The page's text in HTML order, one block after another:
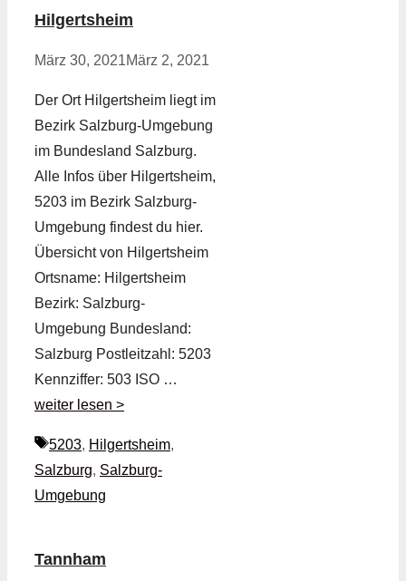
Hilgertsheim
März 30, 2021März 2, 2021
Der Ort Hilgertsheim liegt im
Bezirk Salzburg-Umgebung
im Bundesland Salzburg.
Alle Infos über Hilgertsheim,
5203 im Bezirk Salzburg-
Umgebung findest du hier.
Übersicht von Hilgertsheim
Ortsname: Hilgertsheim
Bezirk: Salzburg-
Umgebung Bundesland:
Salzburg Postleitzahl: 5203
Kennziffer: 503 ISO …
weiter lesen >
Schlagwörter
5203, Hilgertsheim,
Salzburg, Salzburg-
Umgebung
Tannham